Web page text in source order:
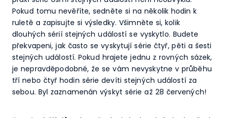
Pokud tomu nevěříte, sedněte si na několik hodin k
ruletě a zapisujte si výsledky. Všimněte si, kolik
dlouhých sérií stejných událostí se vyskytlo. Budete
překvapeni, jak často se vyskytují série čtyř, pěti a šesti
stejných událostí. Pokud hrajete jednu z rovných sázek,
je nepravděpodobné, že se vám nevyskytne v průběhu
tří nebo čtyř hodin série devíti stejných událostí za
sebou. Byl zaznamenán výskyt série až 28 červených!